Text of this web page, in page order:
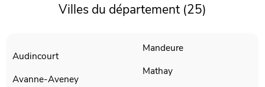
Villes du département (25)
Audincourt
Avanne-Aveney
Mandeure
Mathay